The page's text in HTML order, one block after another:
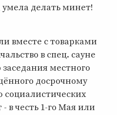
делать минет!
вместе с товарками
в спец. сауне
местного
досрочному
в честь 1-го Мая или